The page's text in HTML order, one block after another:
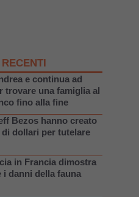
e continua ad
trovare una famiglia al
fino alla fine
Bezos hanno creato
dollari per tutelare
in Francia dimostra
i danni della fauna